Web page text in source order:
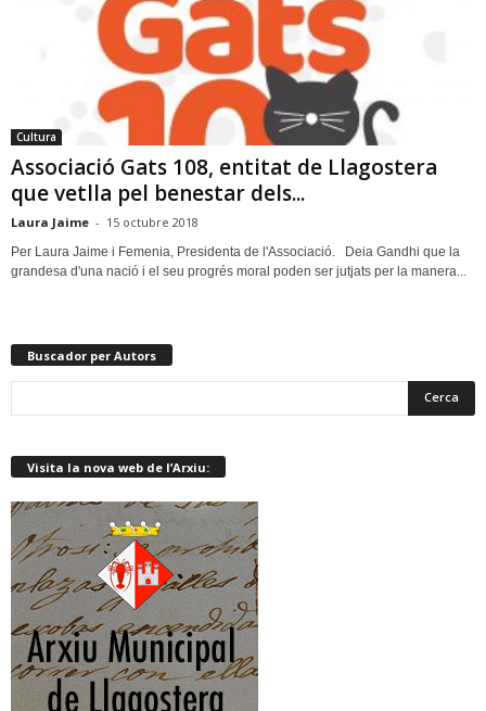
Cultura
Associació Gats 108, entitat de Llagostera
que vetlla pel benestar dels...
Laura Jaime - 15 octubre 2018
Per Laura Jaime i Femenia, Presidenta de l'Associació. Deia Gandhi que la
grandesa d'una nació i el seu progrés moral poden ser jutjats per la manera...
Buscador per Autors
Visita la nova web de l’Arxiu: